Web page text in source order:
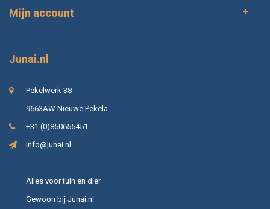
Mijn account
Junai.nl
Pekelwerk 38
9663AW Nieuwe Pekela
+31 (0)850655451
info@junai.nl
Alles voor tuin en dier
Gewoon bij Junai.nl